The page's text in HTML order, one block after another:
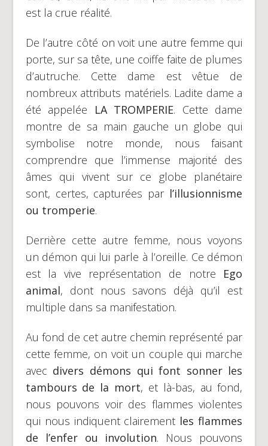
est la crue réalité.
De l’autre côté on voit une autre femme qui
porte, sur sa tête, une coiffe faite de plumes
d’autruche. Cette dame est vêtue de
nombreux attributs matériels. Ladite dame a
été appelée LA TROMPERIE. Cette dame
montre de sa main gauche un globe qui
symbolise notre monde, nous faisant
comprendre que l’immense majorité des
âmes qui vivent sur ce globe planétaire
sont, certes, capturées par l’illusionnisme
ou tromperie.
Derrière cette autre femme, nous voyons
un démon qui lui parle à l’oreille. Ce démon
est la vive représentation de notre Ego
animal, dont nous savons déjà qu’il est
multiple dans sa manifestation.
Au fond de cet autre chemin représenté par
cette femme, on voit un couple qui marche
avec divers démons qui font sonner les
tambours de la mort, et là-bas, au fond,
nous pouvons voir des flammes violentes
qui nous indiquent clairement les flammes
de l’enfer ou involution. Nous pouvons